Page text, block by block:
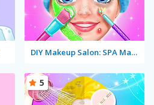
DIY Makeup Salon: SPA Makeover Studio
5